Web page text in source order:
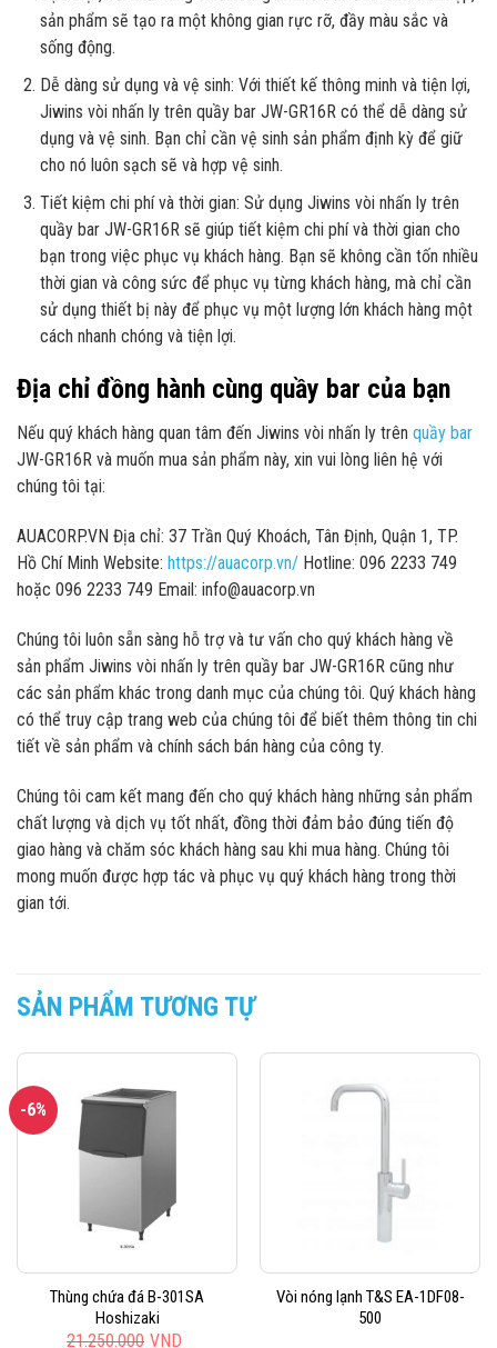
sản phẩm sẽ tạo ra một không gian rực rỡ, đầy màu sắc và
sống động.
Dễ dàng sử dụng và vệ sinh: Với thiết kế thông minh và tiện lợi,
Jiwins vòi nhấn ly trên quầy bar JW-GR16R có thể dễ dàng sử
dụng và vệ sinh. Bạn chỉ cần vệ sinh sản phẩm định kỳ để giữ
cho nó luôn sạch sẽ và hợp vệ sinh.
Tiết kiệm chi phí và thời gian: Sử dụng Jiwins vòi nhấn ly trên
quầy bar JW-GR16R sẽ giúp tiết kiệm chi phí và thời gian cho
bạn trong việc phục vụ khách hàng. Bạn sẽ không cần tốn nhiều
thời gian và công sức để phục vụ từng khách hàng, mà chỉ cần
sử dụng thiết bị này để phục vụ một lượng lớn khách hàng một
cách nhanh chóng và tiện lợi.
Địa chỉ đồng hành cùng quầy bar của bạn
Nếu quý khách hàng quan tâm đến Jiwins vòi nhấn ly trên quầy bar
JW-GR16R và muốn mua sản phẩm này, xin vui lòng liên hệ với
chúng tôi tại:
AUACORP.VN Địa chỉ: 37 Trần Quý Khoách, Tân Định, Quận 1, TP.
Hồ Chí Minh Website: https://auacorp.vn/ Hotline: 096 2233 749
hoặc 096 2233 749 Email: info@auacorp.vn
Chúng tôi luôn sẵn sàng hỗ trợ và tư vấn cho quý khách hàng về
sản phẩm Jiwins vòi nhấn ly trên quầy bar JW-GR16R cũng như
các sản phẩm khác trong danh mục của chúng tôi. Quý khách hàng
có thể truy cập trang web của chúng tôi để biết thêm thông tin chi
tiết về sản phẩm và chính sách bán hàng của công ty.
Chúng tôi cam kết mang đến cho quý khách hàng những sản phẩm
chất lượng và dịch vụ tốt nhất, đồng thời đảm bảo đúng tiến độ
giao hàng và chăm sóc khách hàng sau khi mua hàng. Chúng tôi
mong muốn được hợp tác và phục vụ quý khách hàng trong thời
gian tới.
SẢN PHẨM TƯƠNG TỰ
-6%
Thùng chứa đá B-301SA
Hoshizaki
21.250.000 VND
Vòi nóng lạnh T&S EA-1DF08-
500